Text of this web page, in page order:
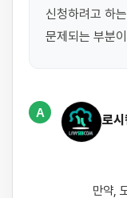
신청하려고 하
문제되는 부분
A
로